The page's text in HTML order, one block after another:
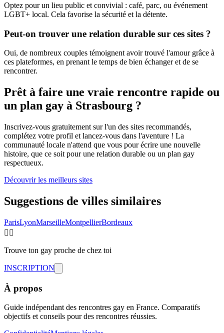
Optez pour un lieu public et convivial : café, parc, ou événement
LGBT+ local. Cela favorise la sécurité et la détente.
Peut-on trouver une relation durable sur ces sites ?
Oui, de nombreux couples témoignent avoir trouvé l'amour grâce à
ces plateformes, en prenant le temps de bien échanger et de se
rencontrer.
Prêt à faire une vraie rencontre rapide ou
un plan gay à Strasbourg ?
Inscrivez-vous gratuitement sur l'un des sites recommandés,
complétez votre profil et lancez-vous dans l'aventure ! La
communauté locale n'attend que vous pour écrire une nouvelle
histoire, que ce soit pour une relation durable ou un plan gay
respectueux.
Découvrir les meilleurs sites
Suggestions de villes similaires
ParisLyonMarseilleMontpellierBordeaux
🏳️‍🌈
Trouve ton gay proche de chez toi
INSCRIPTION
À propos
Guide indépendant des rencontres gay en France. Comparatifs
objectifs et conseils pour des rencontres réussies.